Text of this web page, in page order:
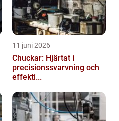
11 juni 2026
Chuckar: Hjärtat i
precisionssvarvning och
effekti...